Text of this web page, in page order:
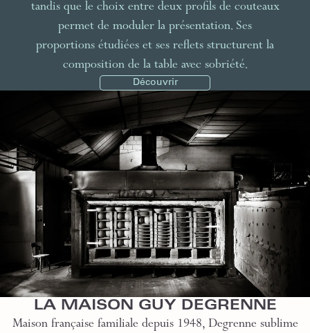
tandis que le choix entre deux profils de couteaux
permet de moduler la présentation. Ses
proportions étudiées et ses reflets structurent la
composition de la table avec sobriété.
Découvrir
LA MAISON GUY DEGRENNE
Maison française familiale depuis 1948, Degrenne sublime